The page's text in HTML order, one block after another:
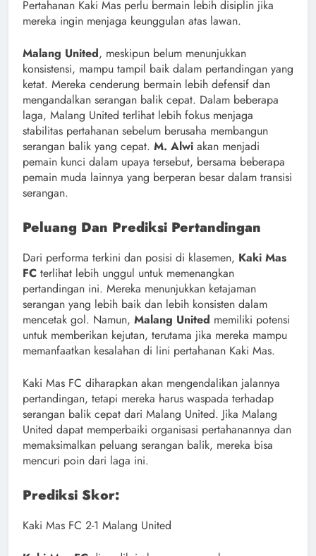
Pertahanan Kaki Mas perlu bermain lebih disiplin jika
mereka ingin menjaga keunggulan atas lawan.
Malang United, meskipun belum menunjukkan
konsistensi, mampu tampil baik dalam pertandingan yang
ketat. Mereka cenderung bermain lebih defensif dan
mengandalkan serangan balik cepat. Dalam beberapa
laga, Malang United terlihat lebih fokus menjaga
stabilitas pertahanan sebelum berusaha membangun
serangan balik yang cepat. M. Alwi akan menjadi
pemain kunci dalam upaya tersebut, bersama beberapa
pemain muda lainnya yang berperan besar dalam transisi
serangan.
Peluang Dan Prediksi Pertandingan
Dari performa terkini dan posisi di klasemen, Kaki Mas
FC terlihat lebih unggul untuk memenangkan
pertandingan ini. Mereka menunjukkan ketajaman
serangan yang lebih baik dan lebih konsisten dalam
mencetak gol. Namun, Malang United memiliki potensi
untuk memberikan kejutan, terutama jika mereka mampu
memanfaatkan kesalahan di lini pertahanan Kaki Mas.
Kaki Mas FC diharapkan akan mengendalikan jalannya
pertandingan, tetapi mereka harus waspada terhadap
serangan balik cepat dari Malang United. Jika Malang
United dapat memperbaiki organisasi pertahanannya dan
memaksimalkan peluang serangan balik, mereka bisa
mencuri poin dari laga ini.
Prediksi Skor:
Kaki Mas FC 2-1 Malang United